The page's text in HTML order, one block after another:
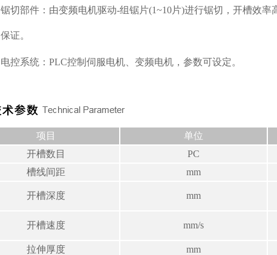
锯切部件：由变频电机驱动-组锯片(1~10片)进行锯切，开槽效
保证。
电控系统：PLC控制伺服电机、变频电机，参数可设定。
项目 单位
开槽数目
PC
槽线间距
mm
开槽深度 mm
开槽速度 mm/s
拉伸厚度 mm